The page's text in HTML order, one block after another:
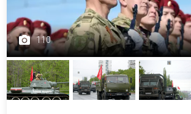
110